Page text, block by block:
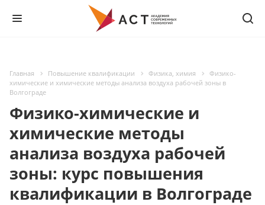
Главная Повышение квалификации Физика, химия
Физико-
химические и химические методы анализа воздуха рабочей зоны в
Волгограде
Физико-химические и
химические методы
анализа воздуха рабочей
зоны: курс повышения
квалификации в Волгограде